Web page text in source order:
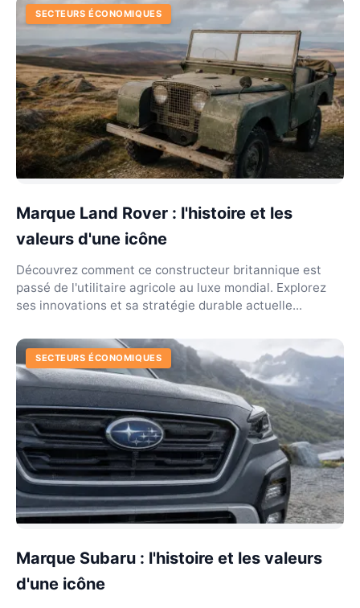
SECTEURS ÉCONOMIQUES
Marque Land Rover : l'histoire et les
valeurs d'une icône
Découvrez comment ce constructeur britannique est
passé de l'utilitaire agricole au luxe mondial. Explorez
ses innovations et sa stratégie durable actuelle...
SECTEURS ÉCONOMIQUES
Marque Subaru : l'histoire et les valeurs
d'une icône